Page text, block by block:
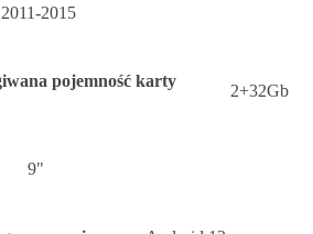
2011-2015
pojemność karty
2+32Gb
9"